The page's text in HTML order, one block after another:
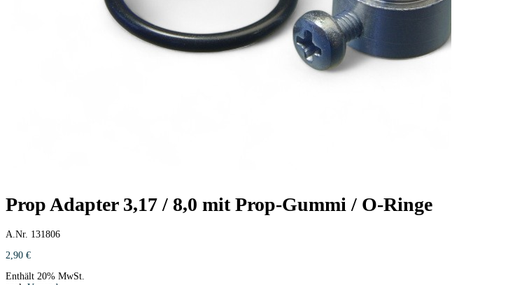
Prop Adapter 3,17 / 8,0 mit Prop-Gummi / O-Ringe
A.Nr. 131806
2,90 €
Enthält 20% MwSt.